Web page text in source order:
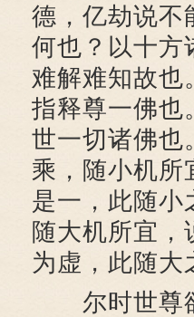
德，亿劫说不
何也？以十方
难解难知故也
指释尊一佛也
世一切诸佛也
乘，随小机所
是一，此随小
随大机所宜
为虚，此随大
尔时世尊欲